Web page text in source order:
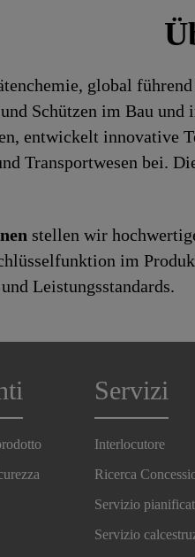
global
Schützen im Bau
entwickelt innovative
Transportwesen bei.
stellen wir
im
Leistungsstandards.
Servizi
Interlocutore
Ricerca
Servizio
Servizio